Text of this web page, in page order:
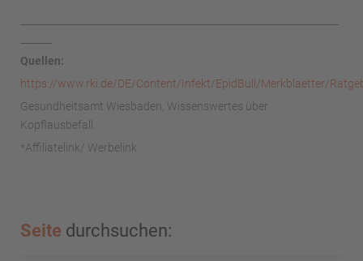
Quellen:
https://www.rki.de/DE/Content/Infekt/EpidBull/Merkblaetter/
Gesundheitsamt Wiesbaden, Wissenswertes über
Kopflausbefall
*Affiliatelink/ Werbelink
Seite durchsuchen: